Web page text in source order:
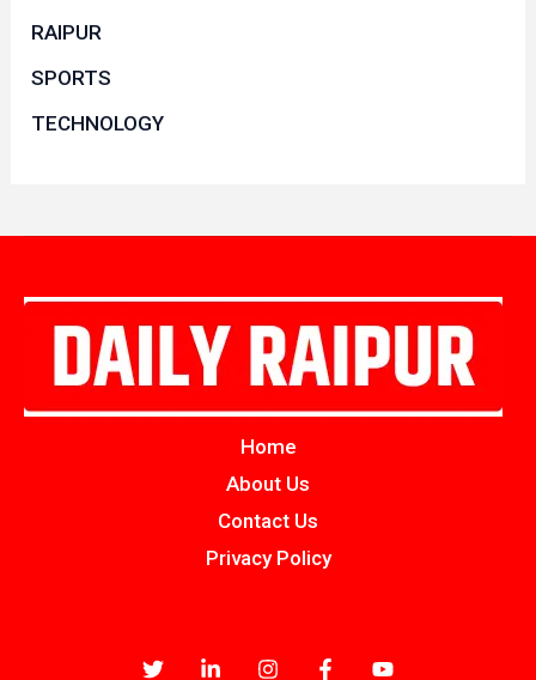
RAIPUR
SPORTS
TECHNOLOGY
Home
About Us
Contact Us
Privacy Policy